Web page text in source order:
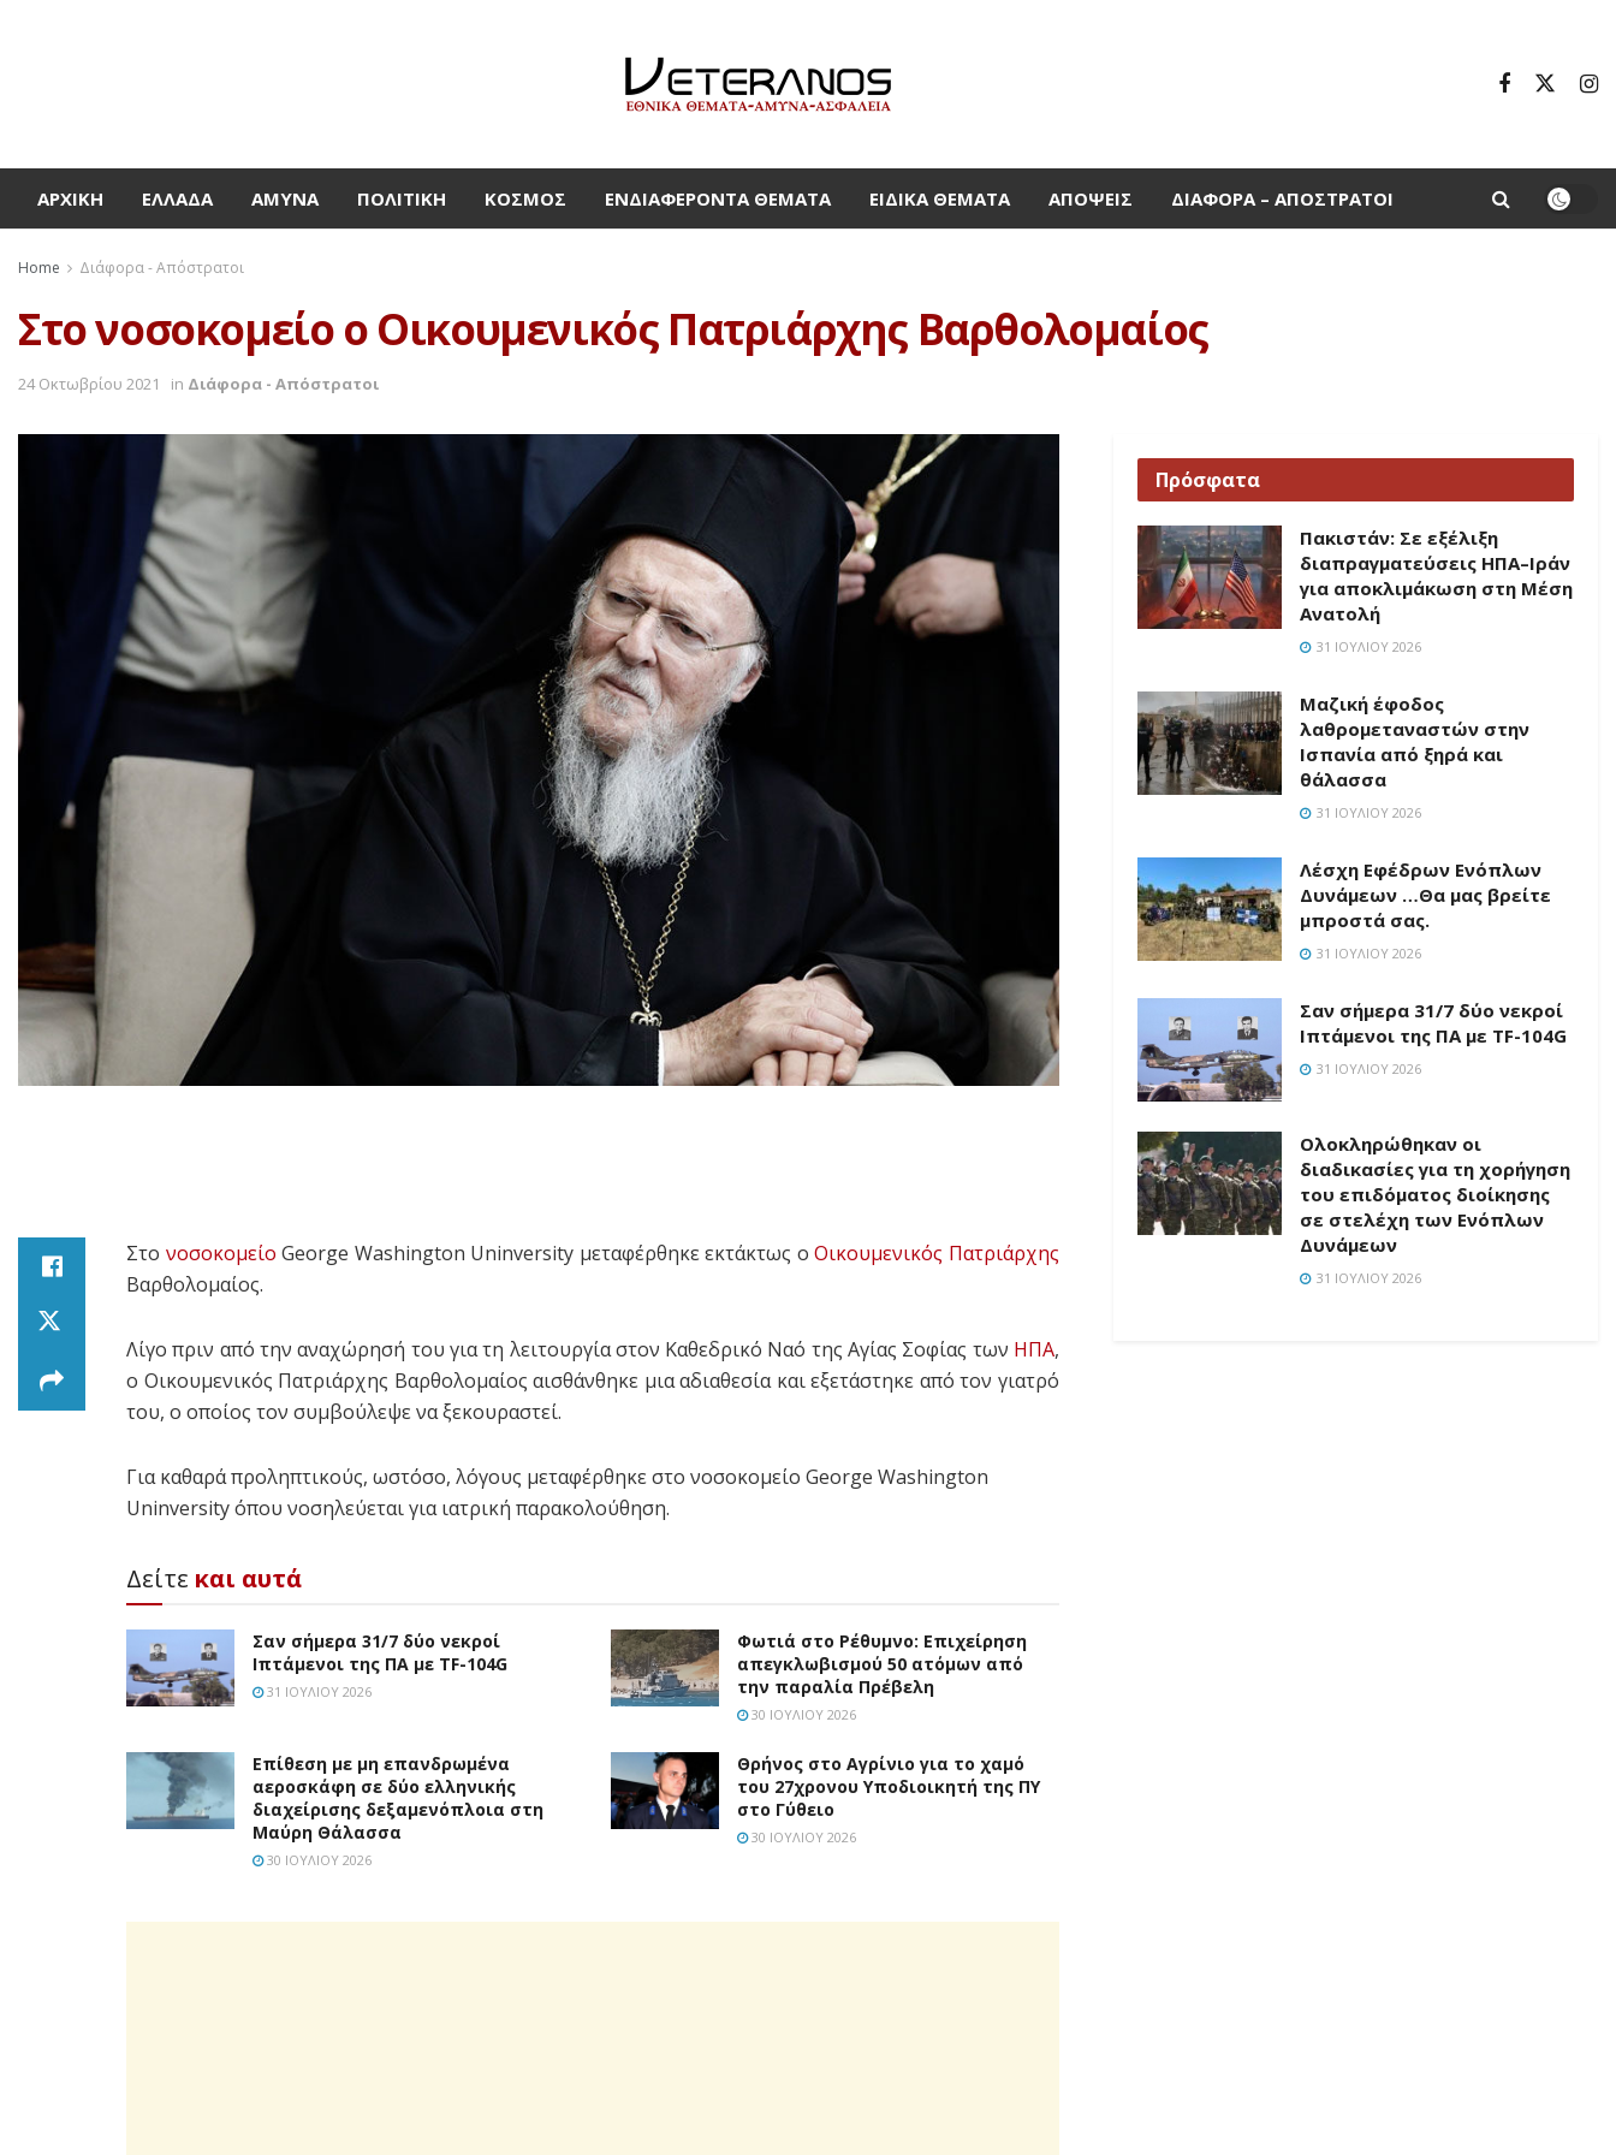
ΑΡΧΙΚΉ ΕΛΛΆΔΑ ΆΜΥΝΑ ΠΟΛΙΤΙΚΉ ΚΌΣΜΟΣ ΕΝΔΙΑΦΈΡΟΝΤΑ ΘΈΜΑΤΑ ΕΙΔΙΚΆ ΘΈΜΑΤΑ ΑΠΌΨΕΙΣ ΔΙΆΦΟΡΑ – ΑΠΌΣΤΡΑΤΟΙ
Home Διάφορα - Απόστρατοι
Στο νοσοκομείο ο Οικουμενικός Πατριάρχης Βαρθολομαίος
24 Οκτωβρίου 2021 in Διάφορα - Απόστρατοι
Στο νοσοκομείο George Washington Uninversity μεταφέρθηκε εκτάκτως οΟικουμενικός Πατριάρχης
Βαρθολομαίος.
Λίγο πριν από την αναχώρησή του για τη λειτουργία στον Καθεδρικό Ναό της Αγίας Σοφίας των ΗΠΑ,
ο Οικουμενικός Πατριάρχης Βαρθολομαίος αισθάνθηκε μια αδιαθεσία και εξετάστηκε από τον γιατρό
του, ο οποίος τον συμβούλεψε να ξεκουραστεί.
Για καθαρά προληπτικούς, ωστόσο, λόγους μεταφέρθηκε στο νοσοκομείο George Washington
Uninversity όπου νοσηλεύεται για ιατρική παρακολούθηση.
Δείτε και αυτά
Σαν σήμερα 31/7 δύο νεκροί
Ιπτάμενοι της ΠΑ με TF-104G
31 ΙΟΥΛΊΟΥ 2026
Φωτιά στο Ρέθυμνο: Επιχείρηση
απεγκλωβισμού 50 ατόμων από
την παραλία Πρέβελη
30 ΙΟΥΛΊΟΥ 2026
Επίθεση με μη επανδρωμένα
αεροσκάφη σε δύο ελληνικής
διαχείρισης δεξαμενόπλοια στη
Μαύρη Θάλασσα
30 ΙΟΥΛΊΟΥ 2026
Θρήνος στο Αγρίνιο για το χαμό
του 27χρονου Υποδιοικητή της ΠΥ
στο Γύθειο
30 ΙΟΥΛΊΟΥ 2026
Πρόσφατα
Πακιστάν: Σε εξέλιξη
διαπραγματεύσεις ΗΠΑ–Ιράν
για αποκλιμάκωση στη Μέση
Ανατολή
31 ΙΟΥΛΊΟΥ 2026
Μαζική έφοδος
λαθρομεταναστών στην
Ισπανία από ξηρά και
θάλασσα
31 ΙΟΥΛΊΟΥ 2026
Λέσχη Εφέδρων Ενόπλων
Δυνάμεων …Θα μας βρείτε
μπροστά σας.
31 ΙΟΥΛΊΟΥ 2026
Σαν σήμερα 31/7 δύο νεκροί
Ιπτάμενοι της ΠΑ με TF-104G
31 ΙΟΥΛΊΟΥ 2026
Ολοκληρώθηκαν οι
διαδικασίες για τη χορήγηση
του επιδόματος διοίκησης
σε στελέχη των Ενόπλων
Δυνάμεων
31 ΙΟΥΛΊΟΥ 2026